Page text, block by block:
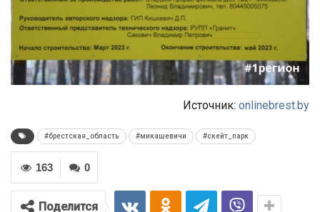
Источник: onlinebrest.by
#брестская_область #микашевичи #скейт_парк
0
163
Поделится